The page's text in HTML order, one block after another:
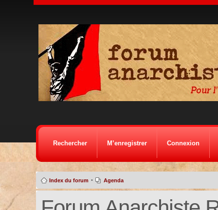
Rechercher M’enregistrer Connexion
Index du forum • Agenda